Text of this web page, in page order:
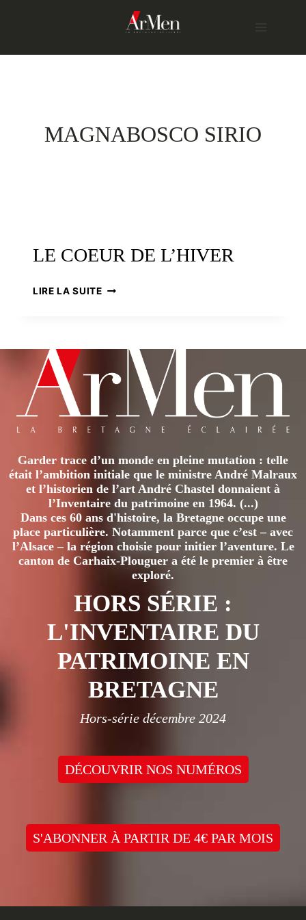
MAGNABOSCO SIRIO
LE COEUR DE L’HIVER
LIRE LA SUITELE
Garder trace d’un monde en pleine mutation : telle
était l’ambition initiale que le ministre André Malraux
et l’historien de l’art André Chastel donnaient à
l’Inventaire du patrimoine en 1964. (...)
Dans ces 60 ans d'histoire, la Bretagne occupe une
place particulière. Notamment parce que c’est – avec
l’Alsace – la région choisie pour initier l’aventure. Le
canton de Carhaix-Plouguer a été le premier à être
exploré.
HORS SÉRIE :
L'INVENTAIRE DU
PATRIMOINE EN
BRETAGNE
Hors-série décembre 2024
DÉCOUVRIR NOS NUMÉROS
S'ABONNER À PARTIR DE 4€ PAR MOIS